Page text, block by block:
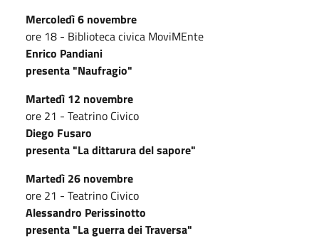
Mercoledì 6 novembre
ore 18 - Biblioteca civica MoviMEnte
Enrico Pandiani
presenta "Naufragio"
Martedì 12 novembre
ore 21 - Teatrino Civico
Diego Fusaro
presenta "La dittarura del sapore"
Martedì 26 novembre
ore 21 - Teatrino Civico
Alessandro Perissinotto
presenta "La guerra dei Traversa"